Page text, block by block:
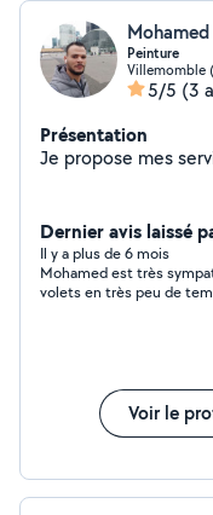
Peinture
Villemomble
5/5 (3
Présentation
Je propose mes
Dernier avis laissé
Il y a plus de 6 mois
Mohamed est très
volets en très peu de
Voir le